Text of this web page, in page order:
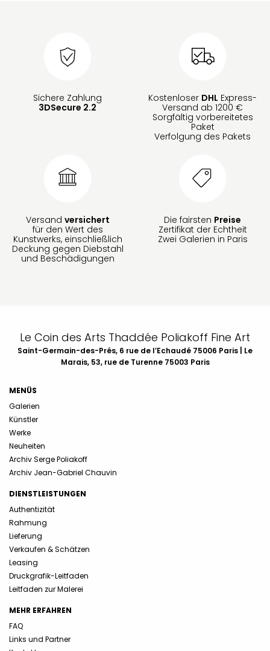
Sichere Zahlung
3DSecure 2.2
Kostenloser DHL Express-
Versand ab 1200 €
Sorgfältig vorbereitetes
Paket
Verfolgung des Pakets
Versand versichert
für den Wert des
Kunstwerks, einschließlich
Deckung gegen Diebstahl
und Beschädigungen
Die fairsten Preise
Zertifikat der Echtheit
Zwei Galerien in Paris
Le Coin des Arts Thaddée Poliakoff Fine Art
Saint-Germain-des-Prés, 6 rue de l’Echaudé 75006 Paris | Le
Marais, 53, rue de Turenne 75003 Paris
MENÜS
Galerien
Künstler
Werke
Neuheiten
Archiv Serge Poliakoff
Archiv Jean-Gabriel Chauvin
DIENSTLEISTUNGEN
Authentizität
Rahmung
Lieferung
Verkaufen & Schätzen
Leasing
Druckgrafik-Leitfaden
Leitfaden zur Malerei
MEHR ERFAHREN
FAQ
Links und Partner